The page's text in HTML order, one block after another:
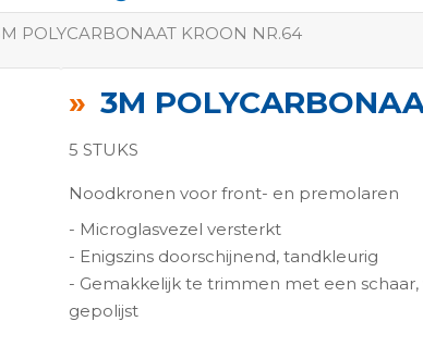
POLYCARBONAAT KROON NR.64
3M
5 STUKS
Noodkronen voor front- en premolaren
- Microglasvezel versterkt
- Enigszins doorschijnend, tandkleurig
- Gemakkelijk te trimmen met een
gepolijst